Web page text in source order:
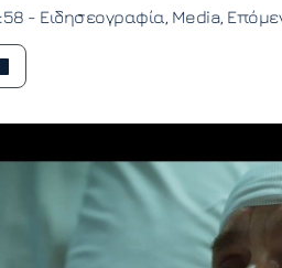
- Ειδησεογραφία Media